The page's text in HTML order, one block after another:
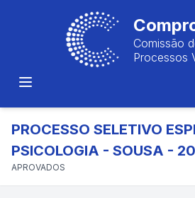
Comissão
Processos
PROCESSO SELETIVO
PSICOLOGIA - SOUSA -
APROVADOS